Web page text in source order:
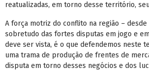
reatualizadas, em torno desse território,
A força motriz do conflito na região – desde
sobretudo das fortes disputas em jogo e
deve ser vista, é o que defendemos neste
uma trama de produção de frentes de
disputa em torno desses negócios e dos